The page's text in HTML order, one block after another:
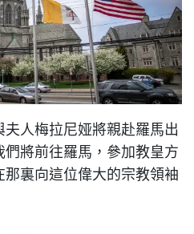
人梅拉尼娅將親赴羅馬出
將前往羅馬，參加教皇方
裏向這位偉大的宗教領袖